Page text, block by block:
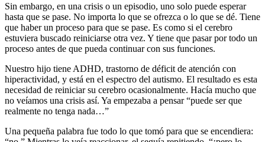
Sin embargo, en una crisis o un episodio, uno solo puede esperar
hasta que se pase. No importa lo que se ofrezca o lo que se dé. Tiene
que haber un proceso para que se pase. Es como si el cerebro
estuviera buscado reiniciarse otra vez. Y tiene que pasar por todo un
proceso antes de que pueda continuar con sus funciones.
Nuestro hijo tiene ADHD, trastorno de déficit de atención con
hiperactividad, y está en el espectro del autismo. El resultado es esta
necesidad de reiniciar su cerebro ocasionalmente. Hacía mucho que
no veíamos una crisis así. Ya empezaba a pensar “puede ser que
realmente no tenga nada…”
Una pequeña palabra fue todo lo que tomó para que se encendiera: